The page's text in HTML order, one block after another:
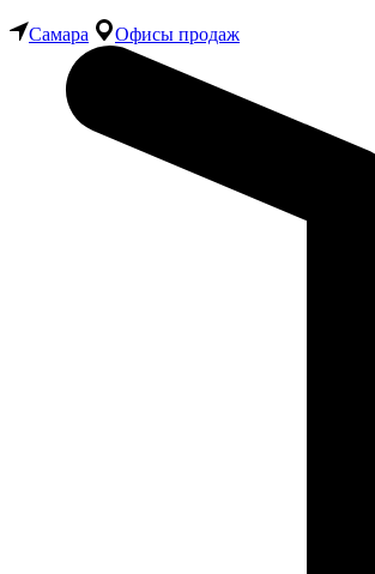
Самара Офисы продаж